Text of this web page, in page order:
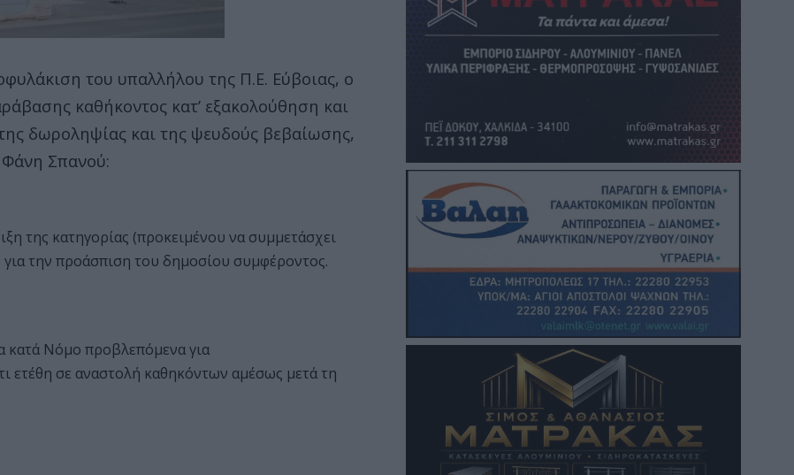
του υπαλλήλου της Π.Ε. Εύβοιας, ο
καθήκοντος κατ’ εξακολούθηση και
δωροληψίας και της ψευδούς βεβαίωσης,
Φάνη Σπανού:
της κατηγορίας (προκειμένου να συμμετάσχει
για την προάσπιση του δημοσίου συμφέροντος.
κατά Νόμο προβλεπόμενα για
ετέθη σε αναστολή καθηκόντων αμέσως μετά τη